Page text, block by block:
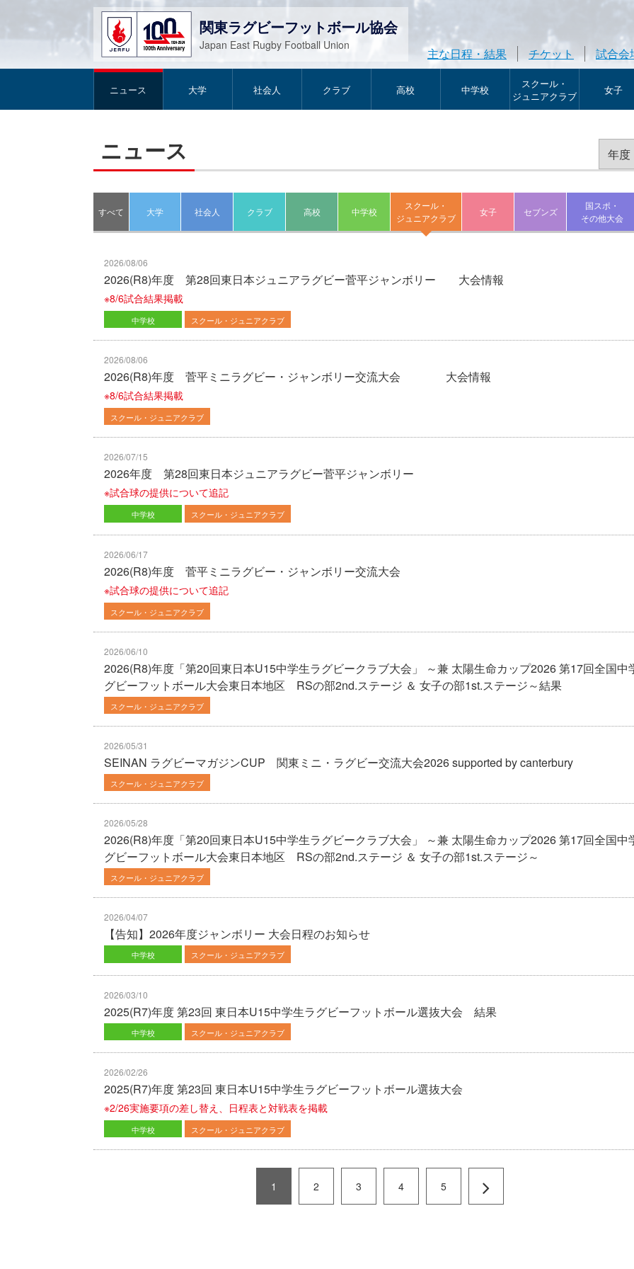
関東ラグビーフットボール協会
Japan East Rugby Football Union
主な日程・結果 チケット 試合会
ニュース 大学 社会人 クラブ 高校 中学校
スクール・
ジュニアクラブ
女子
ニュース
すべて 大学 社会人 クラブ 高校 中学校
スクール・
ジュニアクラブ
女子 セブンズ
国スポ・
その他大会
2026/08/06
2026(R8)年度 第28回東日本ジュニアラグビー菅平ジャンボリー 大会情報
※8/6試合結果掲載
中学校 スクール・ジュニアクラブ
2026/08/06
2026(R8)年度 菅平ミニラグビー・ジャンボリー交流大会 大会情報
※8/6試合結果掲載
スクール・ジュニアクラブ
2026/07/15
2026年度 第28回東日本ジュニアラグビー菅平ジャンボリー
※試合球の提供について追記
中学校 スクール・ジュニアクラブ
2026/06/17
2026(R8)年度 菅平ミニラグビー・ジャンボリー交流大会
※試合球の提供について追記
スクール・ジュニアクラブ
2026/06/10
2026(R8)年度「第20回東日本U15中学生ラグビークラブ大会」 ～兼 太陽生命カップ2026 第17回全国中
グビーフットボール大会東日本地区 RSの部2nd.ステージ ＆ 女子の部1st.ステージ～結果
スクール・ジュニアクラブ
2026/05/31
SEINAN ラグビーマガジンCUP 関東ミニ・ラグビー交流大会2026 supported by canterbury
スクール・ジュニアクラブ
2026/05/28
2026(R8)年度「第20回東日本U15中学生ラグビークラブ大会」 ～兼 太陽生命カップ2026 第17回全国中
グビーフットボール大会東日本地区 RSの部2nd.ステージ ＆ 女子の部1st.ステージ～
スクール・ジュニアクラブ
2026/04/07
【告知】2026年度ジャンボリー 大会日程のお知らせ
中学校 スクール・ジュニアクラブ
2026/03/10
2025(R7)年度 第23回 東日本U15中学生ラグビーフットボール選抜大会 結果
中学校 スクール・ジュニアクラブ
2026/02/26
2025(R7)年度 第23回 東日本U15中学生ラグビーフットボール選抜大会
※2/26実施要項の差し替え、日程表と対戦表を掲載
中学校 スクール・ジュニアクラブ
1 2 3 4 5